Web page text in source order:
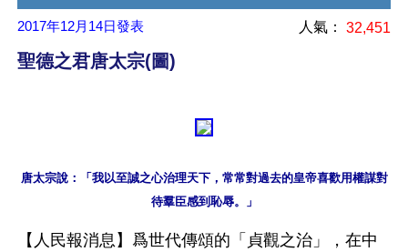
2017年12月14日發表 人氣： 32,451
聖德之君唐太宗(圖)
唐太宗說：「我以至誠之心治理天下，常常對過去的皇帝喜歡用權謀對
【人民報消息】爲世代傳頌的「貞觀之治」，在中